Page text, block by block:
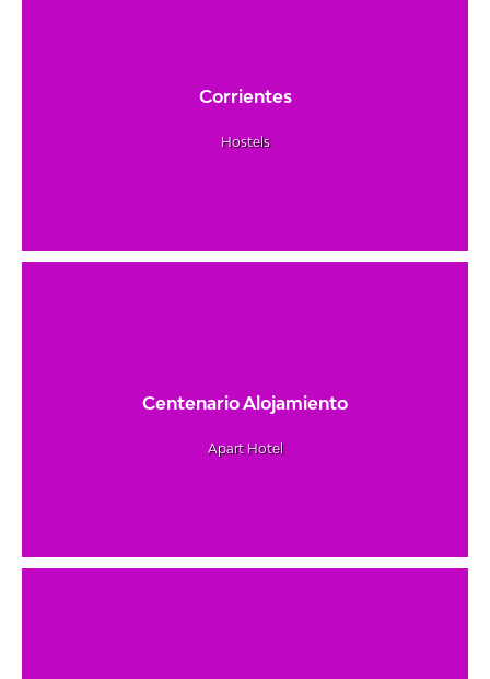
Corrientes
Hostels
Centenario Alojamiento
Apart Hotel